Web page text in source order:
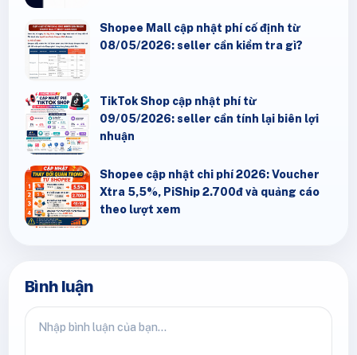
Shopee Mall cập nhật phí cố định từ
08/05/2026: seller cần kiểm tra gì?
TikTok Shop cập nhật phí từ
09/05/2026: seller cần tính lại biên lợi
nhuận
Shopee cập nhật chi phí 2026: Voucher
Xtra 5,5%, PiShip 2.700đ và quảng cáo
theo lượt xem
Bình luận